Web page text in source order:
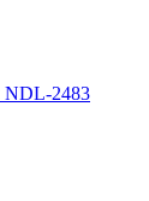
NDL-2483